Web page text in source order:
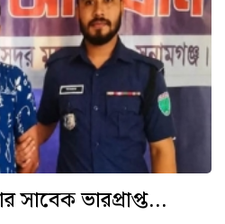
সাবেক ভারপ্রাপ্ত...